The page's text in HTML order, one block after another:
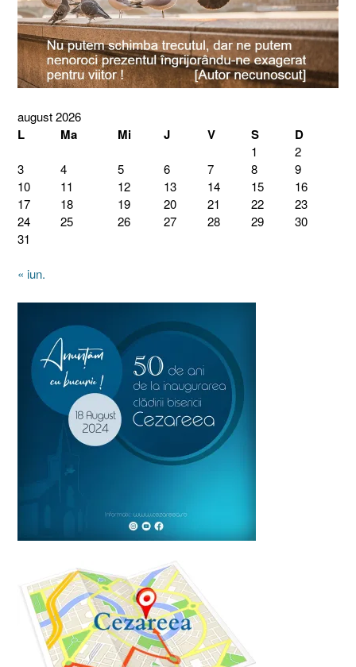
august 2026
L Ma Mi J V S D
1
2
3
4 5 6 7 8
9
10
11 12 13 14 15
16
17
18 19 20 21 22
23
24
25 26 27 28 29
30
31
« iun.